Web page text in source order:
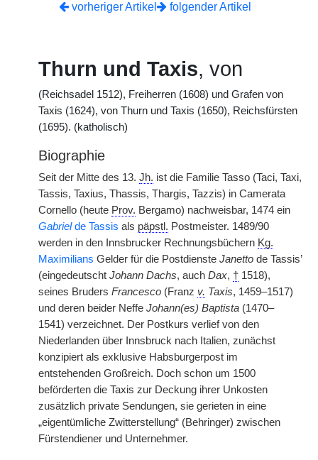
vorheriger Artikel
folgender Artikel
Thurn und Taxis, von
(Reichsadel 1512), Freiherren (1608) und Grafen von
Taxis (1624), von Thurn und Taxis (1650), Reichsfürsten
(1695). (katholisch)
Biographie
Seit der Mitte des 13. Jh. ist die Familie Tasso (Taci, Taxi,
Tassis, Taxius, Thassis, Thargis, Tazzis) in Camerata
Cornello (heute Prov. Bergamo) nachweisbar, 1474 ein
Gabrielde Tassis als päpstl. Postmeister. 1489/90
werden in den Innsbrucker Rechnungsbüchern Kg.
Maximilians Gelder für die Postdienste Janetto de Tassis’
(eingedeutscht Johann Dachs, auch Dax, † 1518),
seines Bruders Francesco (Franz v. Taxis, 1459–1517)
und deren beider Neffe Johann(es) Baptista (1470–
1541) verzeichnet. Der Postkurs verlief von den
Niederlanden über Innsbruck nach Italien, zunächst
konzipiert als exklusive Habsburgerpost im
entstehenden Großreich. Doch schon um 1500
beförderten die Taxis zur Deckung ihrer Unkosten
zusätzlich private Sendungen, sie gerieten in eine
„eigentümliche Zwitterstellung“ (Behringer) zwischen
Fürstendiener und Unternehmer.